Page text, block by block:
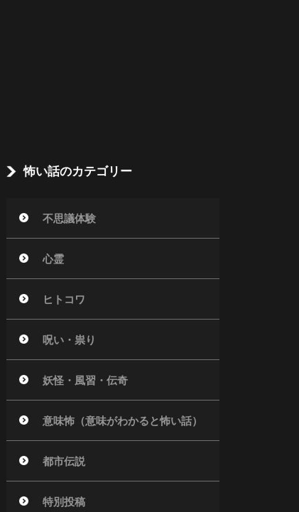
怖い話のカテゴリー
不思議体験
心霊
ヒトコワ
呪い・祟り
妖怪・風習・伝奇
意味怖（意味がわかると怖い話）
都市伝説
特別投稿